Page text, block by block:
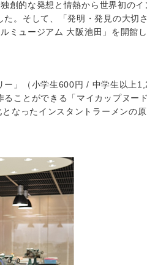
創的な発想と情熱から世界初のイ
。そして、「発明・発見の大切
ミュージアム 大阪池田」を開館
ー」（小学生600円 / 中学生以上
ことができる「マイカップヌー
なったインスタントラーメンの